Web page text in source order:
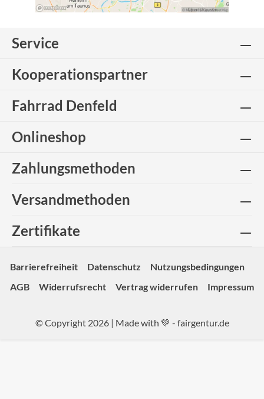
Service
Kooperationspartner
Fahrrad Denfeld
Onlineshop
Zahlungsmethoden
Versandmethoden
Zertifikate
Barrierefreiheit Datenschutz
Nutzungsbedingungen
AGB
Widerrufsrecht Vertrag widerrufen Impressum
© Copyright 2026 | Made with 💚 - fairgentur.de